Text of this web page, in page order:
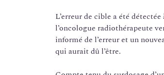
L’erreur de cible a été
l’oncologue radiothérapeute
informé de l’erreur et un
qui aurait dû l’être.